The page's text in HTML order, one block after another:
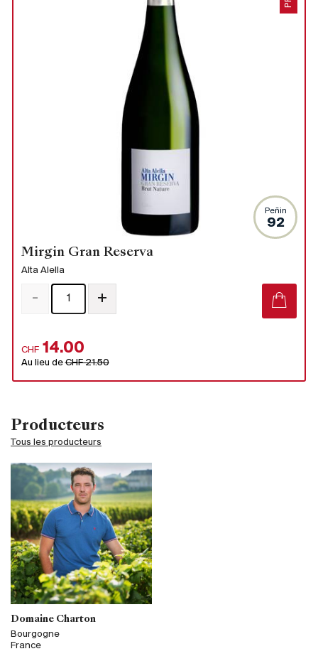
Producteurs
Tous les producteurs
Domaine Charton
Bourgogne
France
Peñin
92
Mirgin Gran Reserva
Alta Alella
CHF 14.00
Au lieu deCHF 21.50
- +